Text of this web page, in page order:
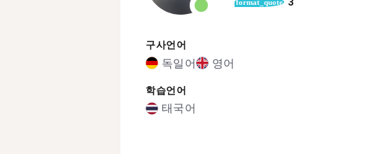
format_quote
구사언어
독일어 영어
학습언어
태국어